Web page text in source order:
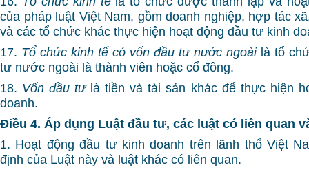
của pháp luật Việt Nam, gồm doanh nghiệp, hợp tác
và các tổ chức khác thực hiện hoạt động đầu tư kinh
17. Tổ chức kinh tế có vốn đầu tư nước ngoàilà tổ
tư nước ngoài là thành viên hoặc cổ đông.
18. Vốn đầu tưlà tiền và tài sản khác để thực hiện
doanh.
Điều 4. Áp dụng Luật đầu tư, các luật có liên quan
1. Hoạt động đầu tư kinh doanh trên lãnh thổ Việt
định của Luật này và luật khác có liên quan.